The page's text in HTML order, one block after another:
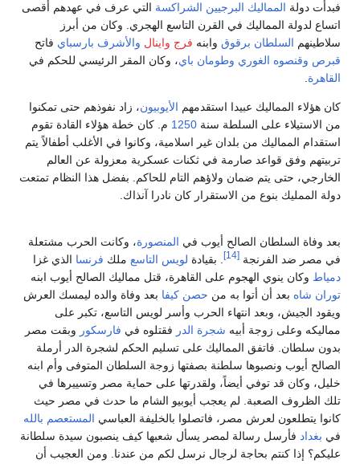
فبدأت دولة المماليك البرجيين الشراكسة التي عرف في عهدهم أقصى
اتساع لدولة المماليك في القرن التاسع الهجري. وكان من أبرز
سلاطينهم السلطان برقوق وابنه فرج واينال والأشرف بارسباي فاتح
قبرص وقنصوه الغوري وطومان باي، وكان المقر الرئيسي للحكم في
القاهرة
كان هؤلاء المماليك عبيدا استقدمهم الأيوبيون، زاد نفوذهم حتى تمكنوا
من الاستيلاء على السلطة سنة 1250 م. كان خطة هؤلاء القادة تقوم
استقدام المماليك من بلدان غير اسلامية، وكانوا في الأغلب أطفالاً يتم
تربيتهم وفق قواعد صارمة في ثكنات عسكرية معزولة عن العالم
الخارجي، حتى يتم ضمان ولاؤهم التام للحاكم. بفضل هذا النظام تمتعت
دولة الممليك بنوع من الاستقرار كان نادرا آنذاك.
بعد وفاة السلطان الصالح أيوب في المنصورة، وكانت الحرب مشتعلة
في مصر ضد الفرنجة [14] . بقيادة لويس التاسع ملك فرنسا الذي غزا
دمياط وكان ينوي الهجوم على القاهرة، قتل مماليك الصالح أيوب ابنه
توران شاه بعد أن أتوا به من حصن كيفا بعد وفاة والده ليمسك العرش
ويقود الجيش، وبعد انتهاء الحرب وأسر لويس التاسع، تكبر على
مماليكه وعلى زوجة أبيه شجرة الدر فقتلوه في فارسكور وبقت مصر
بدون سلطان. فاتفق المماليك على تسليم الحكم لشجرة الدر أرملة
الصالح أيوب ونصبوها سلطنة بصفتها زوجة السلطان المتوفى وأم ابنه
خليل، وكان قد توفي أيضاً، ولقدرتها على حماية مصر وتسييرها في
تلك الظروف الصعبة. لم يعجب أيوبيو الشام ما حدث في مصر حيث
كانوا يتطلعون لعرش مصر، فاتصلوا بالخليفة العباسي المستعصم بالله
في بغداد فأرسل رسالة لمصر يسأل شعبها كيف ينصبون سيدة سلطانة
عليكم؟ إذا كنتم بحاجة لرجال نرسل لكم من عندنا. ومن العجيب أن